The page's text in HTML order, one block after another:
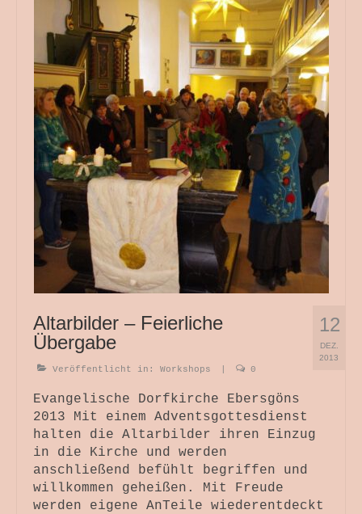
Motivation Themen
Arbeiten
Ausstellungen
Themenwelten
Objekt und Raum
Bild und Fotografie
Antependium
Werkstattverkauf
Wir Drei
Kurse + Termine
Die Zeit Atmet – SoulPage
Lichtspuren – SoulPage
12
DEZ.
2013
Altarbilder – Feierliche
Übergabe
Veröffentlicht in: Workshops 0
Evangelische Dorfkirche Ebersgöns
2013 Mit einem Adventsgottesdienst
halten die Altarbilder ihren Einzug
in die Kirche und werden
anschließend befühlt begriffen und
willkommen geheißen. Mit Freude
werden eigene AnTeile wiederentdeckt